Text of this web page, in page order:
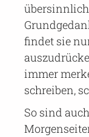
findet sie
immer
schreiben,
So sind